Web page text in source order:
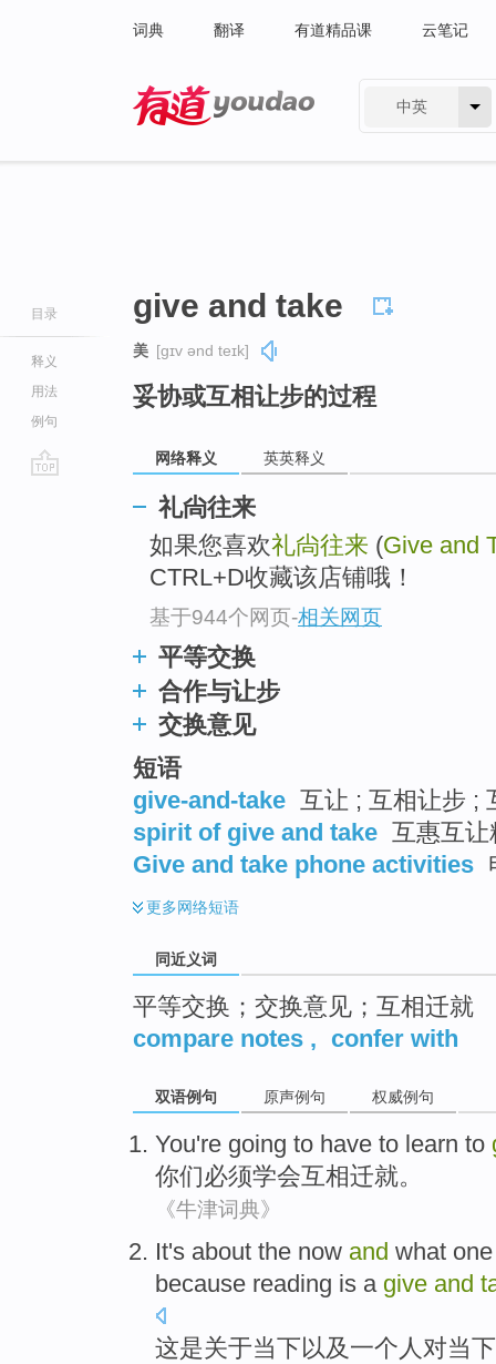
词典 翻译 有道精品课 云笔记
中英
目录
释义
用法
例句
give and take
美 [ɡɪv ənd teɪk]
妥协或互相让步的过程
网络释义 英英释义
礼尙往来
如果您喜欢礼尙往来 (Give and
CTRL+D收藏该店铺哦！
基于944个网页-相关网页
平等交换
合作与让步
交换意见
短语
give-and-take 互让 ; 互相让步 ;
spirit of give and take 互惠互让
Give and take phone activities
更多网络短语
同近义词
平等交换；交换意见；互相迁就
compare notes , confer with
双语例句 原声例句 权威例句
You're going to have to learn to
你们必须学会互相迁就。
《牛津词典》
It's about the now and what
because reading is a give and
这是关于当下以及一个人对当